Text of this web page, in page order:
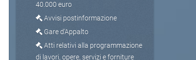
40.000 euro
Avvisi postinformazione
Gare d'Appalto
Atti relativi alla programmazione
di lavori, opere, servizi e forniture